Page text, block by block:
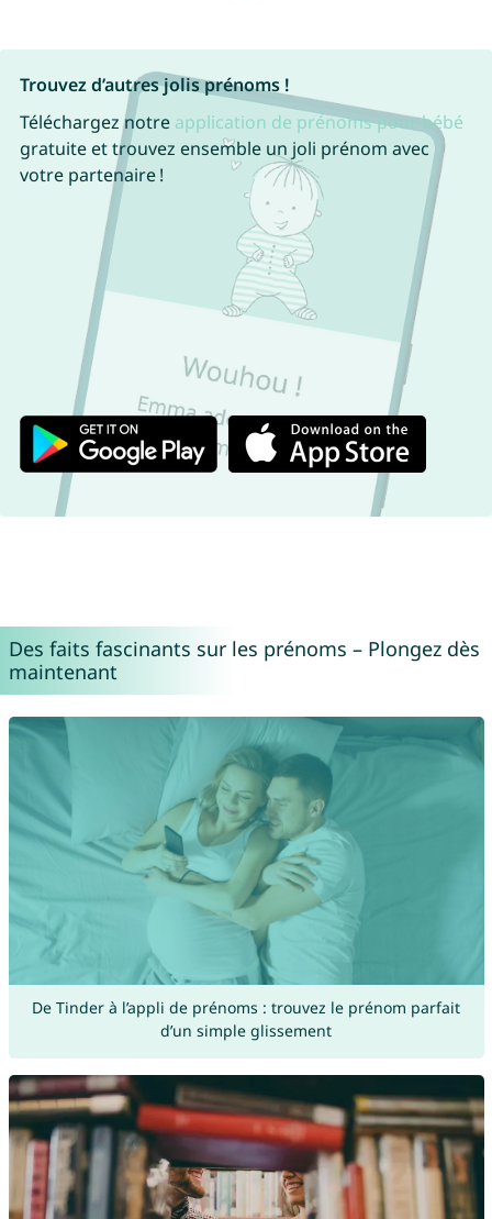
Trouvez d’autres jolis prénoms !
Téléchargez notre application de prénoms pour bébé
gratuite et trouvez ensemble un joli prénom avec
votre partenaire !
Des faits fascinants sur les prénoms – Plongez dès
maintenant
De Tinder à l’appli de prénoms : trouvez le prénom parfait
d’un simple glissement